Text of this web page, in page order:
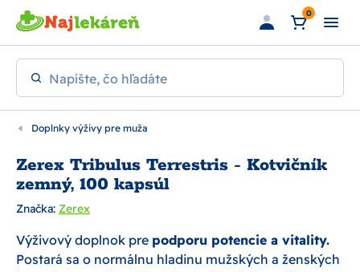
Preskočiť na hlavný obsah 0
Napíšte, čo hľadáte
Doplnky výživy pre muža
Zerex Tribulus Terrestris - Kotvičník
zemný, 100 kapsúl
Značka: Zerex
Výživový doplnok pre podporu potencie a vitality.
Postará sa o normálnu hladinu mužských a ženských